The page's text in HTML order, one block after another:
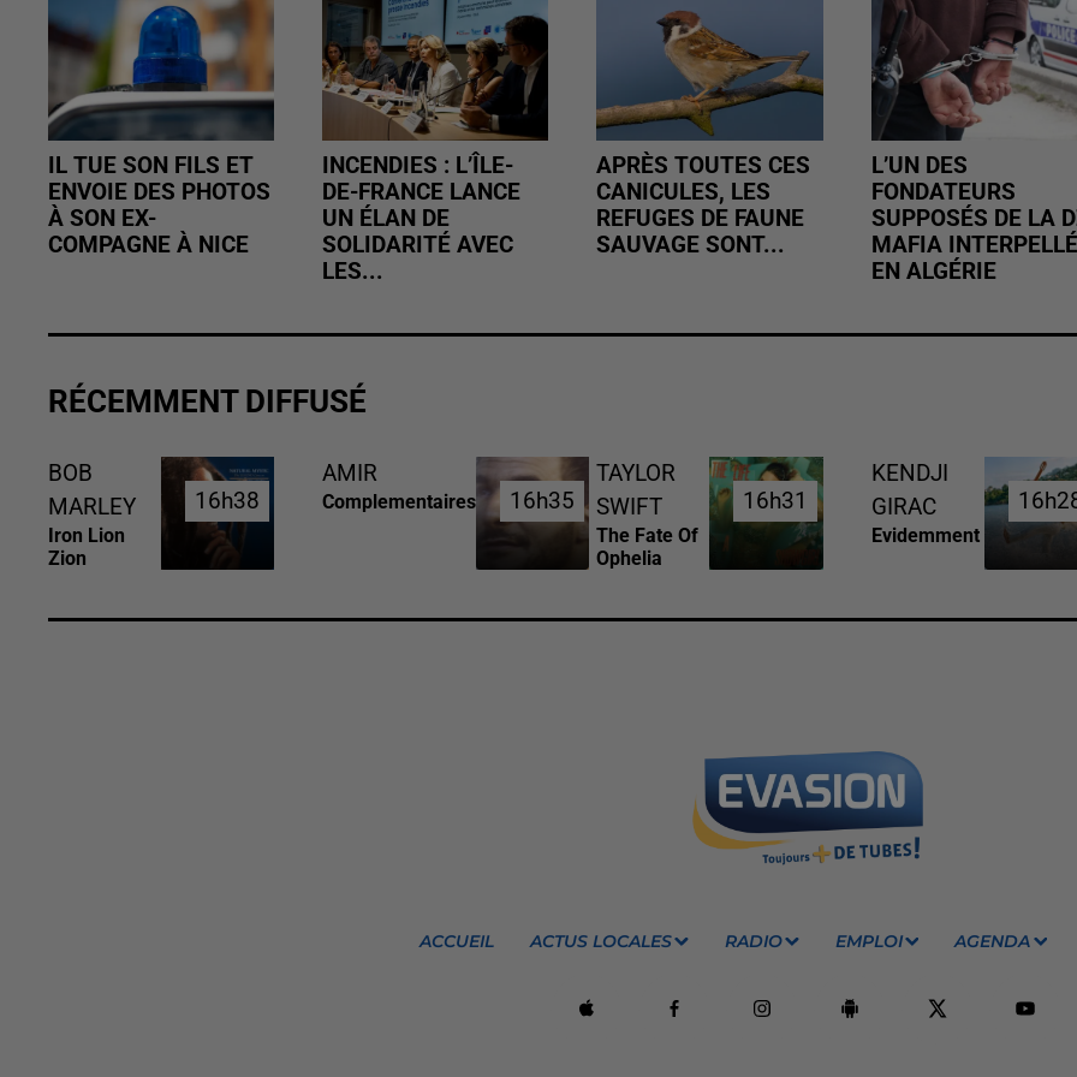
IL TUE SON FILS ET
ENVOIE DES PHOTOS
À SON EX-
COMPAGNE À NICE
INCENDIES : L’ÎLE-
DE-FRANCE LANCE
UN ÉLAN DE
SOLIDARITÉ AVEC
LES...
APRÈS TOUTES CES
CANICULES, LES
REFUGES DE FAUNE
SAUVAGE SONT...
L’UN DES
FONDATEURS
SUPPOSÉS DE LA
MAFIA INTERPELLÉ
EN ALGÉRIE
RÉCEMMENT DIFFUSÉ
BOB
MARLEY
Iron Lion
Zion
16h38
16h38
AMIR
Complementaires 16h35
16h35
TAYLOR
SWIFT
The Fate Of
Ophelia
16h31
16h31
KENDJI
GIRAC
Evidemment
ACCUEIL ACTUS LOCALES RADIO EMPLOI AGENDA